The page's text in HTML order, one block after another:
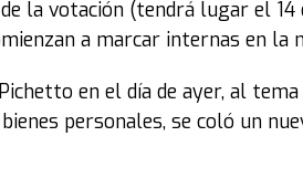
la votación (tendrá lugar el 14
a marcar internas en la
en el día de ayer, al
personales, se coló un